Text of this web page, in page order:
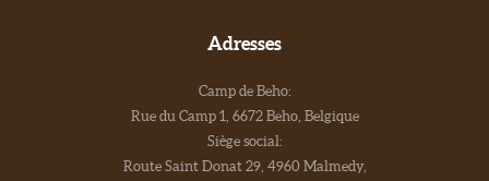
Adresses
Camp de Beho:
Rue du Camp 1, 6672 Beho, Belgique
Siège social:
Route Saint Donat 29, 4960 Malmedy,